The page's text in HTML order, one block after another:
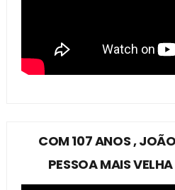
COM 107 ANOS ,
PESSOA MAIS